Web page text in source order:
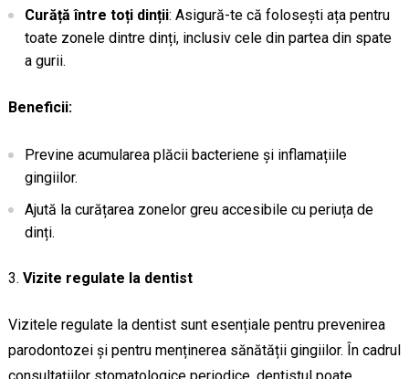
Curăță între toți dinții: Asigură-te că folosești ața pentru
toate zonele dintre dinți, inclusiv cele din partea din spate
a gurii.
Beneficii:
Previne acumularea plăcii bacteriene și inflamațiile
gingiilor.
Ajută la curățarea zonelor greu accesibile cu periuța de
dinți.
Vizite regulate la dentist
Vizitele regulate la dentist sunt esențiale pentru prevenirea
parodontozei și pentru menținerea sănătății gingiilor. În cadrul